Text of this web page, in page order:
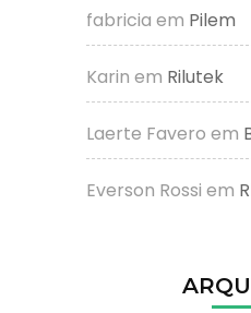
fabricia em Pilem
Karin em Rilutek
Laerte Favero em
Everson Rossi em